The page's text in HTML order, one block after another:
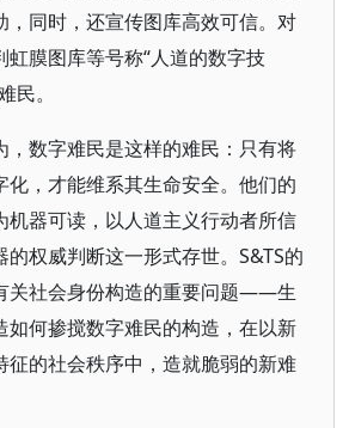
，同时，还宣传图库高效可信。对
虹膜图库等号称“人道的数字技
民。
，数字难民是这样的难民：只有将
化，才能维系其生命安全。他们的
机器可读，以人道主义行动者所信
权威判断这一形式存世。S&TS的
关社会身份构造的重要问题——生
如何掺搅数字难民的构造，在以新
征的社会秩序中，造就脆弱的新难